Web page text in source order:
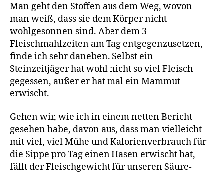
Man geht den Stoffen aus dem Weg, wovon
man weiß, dass sie dem Körper nicht
wohlgesonnen sind. Aber dem 3
Fleischmahlzeiten am Tag entgegenzusetzen,
finde ich sehr daneben. Selbst ein
Steinzeitjäger hat wohl nicht so viel Fleisch
gegessen, außer er hat mal ein Mammut
erwischt.
Gehen wir, wie ich in einem netten Bericht
gesehen habe, davon aus, dass man vielleicht
mit viel, viel Mühe und Kalorienverbrauch für
die Sippe pro Tag einen Hasen erwischt hat,
fällt der Fleischgewicht für unseren Säure-